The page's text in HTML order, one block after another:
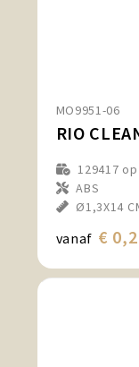
MO9951-06
RIO
129417
ABS
Ø1,3X14
vanaf €